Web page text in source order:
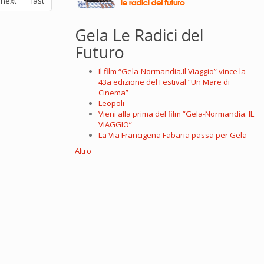
Gela Le Radici del
Futuro
Il film “Gela-Normandia.Il Viaggio” vince la
43a edizione del Festival “Un Mare di
Cinema”
Leopoli
Vieni alla prima del film “Gela-Normandia. IL
VIAGGIO”
La Via Francigena Fabaria passa per Gela
Altro